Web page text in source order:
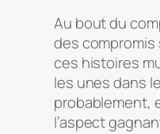
Au bout du
des
ces histoires
les unes dans
probablement,
l’aspect